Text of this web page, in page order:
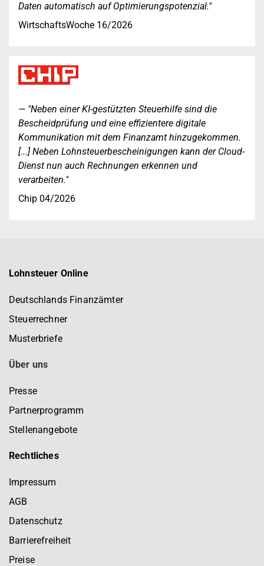
Daten automatisch auf Optimierungspotenzial."
WirtschaftsWoche 16/2026
"Neben einer KI-gestützten Steuerhilfe sind die
Bescheidprüfung und eine effizientere digitale
Kommunikation mit dem Finanzamt hinzugekommen.
[...] Neben Lohnsteuerbescheinigungen kann der Cloud-
Dienst nun auch Rechnungen erkennen und
verarbeiten."
Chip 04/2026
Lohnsteuer Online
Deutschlands Finanzämter
Steuerrechner
Musterbriefe
Über uns
Presse
Partnerprogramm
Stellenangebote
Rechtliches
Impressum
AGB
Datenschutz
Barrierefreiheit
Preise